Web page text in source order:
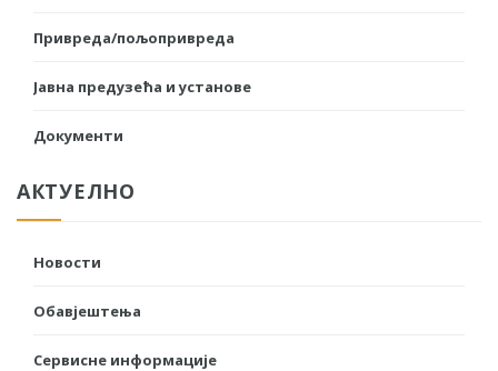
Привреда/пољопривреда
Јавна предузећа и установе
Документи
АКТУЕЛНО
Новости
Обавјештења
Сервисне информације